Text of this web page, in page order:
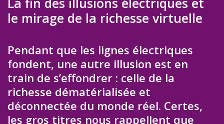
le mirage de la richesse virtuelle
Pendant que les lignes électriques
fondent, une autre illusion est en
train de s’effondrer : celle de la
richesse dématérialisée et
déconnectée du monde réel. Certes,
les gros titres nous rappellent que